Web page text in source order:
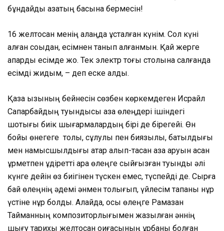
бұндайды қазақтың басына бермесін!
16 желтоқсан менің алаңда ұсталған күнім. Сол күні
алған соққыдан, есімнен танып қалғанмын. Қай жерге
апарды есімде жоқ. Тек электр тоғы столына салғанда
есімді жидым, – деп еске алды.
Қазақ қызының бейнесін сөзбен көркемдеген Исрайл
Сапарбайдың туындысы қазақ өлеңдері ішіндегі
шоқтығы биік шығармалардың бірі де бірегейі. Өн
бойы өнегеге толы, сұлулық пен биязылық, батылдығы
мен намысшылдығы қатар қалып-тасқан қазақ аруын асқан
құрметпен құдіретті қара өлеңге сыйғызған туынды әлі
күнге дейін өз биігінен түскен емес, түспейді де. Сырға
бай өлеңнің әдемі әнмен толығып, үйлесім тапқаны нұр
үстіне нұр болды. Алайда, осы өлеңге Рамазан
Тайманның композиторлығымен жазылған әннің
шығу тарихы желтоқсан оқиғасының құрбаны болған